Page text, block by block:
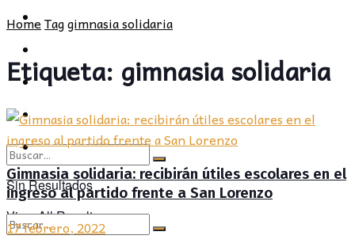
CULTURA
Sin Resultados
View All Result
PROVINCIA
SOCIEDAD
CULTURA
OPINIÓN
HomeTaggimnasia solidaria
Etiqueta: gimnasia solidaria
Gimnasia solidaria: recibirán útiles escolares en el
ingreso al partido frente a San Lorenzo
17 febrero, 2022